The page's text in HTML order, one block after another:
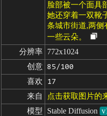
脸部被一个面具
她还穿着一双靴
条城市街道,两侧
一些云朵。
分辨率 772x1024
创意 85/100
喜欢 17
来自 点击获取图片的
模型
Stable Diffusion